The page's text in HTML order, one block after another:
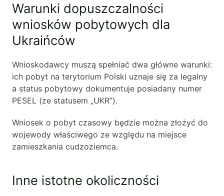
Rejestracja spółek prawa handlowego
Legalizacja pobytu i pracy cudzoziemców
Kontakt
Warunki dopuszczalności
wniosków pobytowych dla
Ukraińców
Wnioskodawcy muszą spełniać dwa główne warunki:
ich pobyt na terytorium Polski uznaje się za legalny
a status pobytowy dokumentuje posiadany numer
PESEL (ze statusem „UKR”).
Wniosek o pobyt czasowy będzie można złożyć do
wojewody właściwego ze względu na miejsce
zamieszkania cudzoziemca.
Inne istotne okoliczności